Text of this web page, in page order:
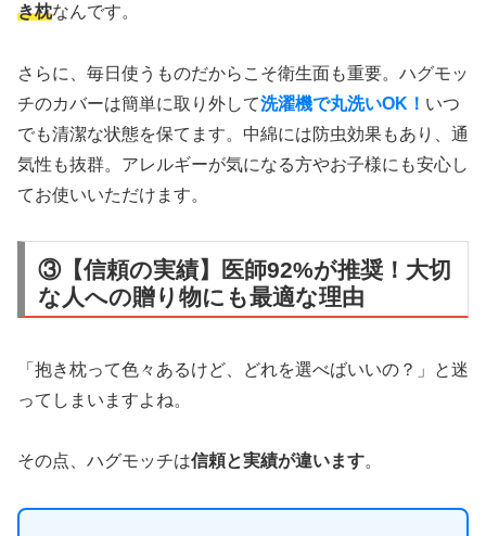
き枕なんです。
さらに、毎日使うものだからこそ衛生面も重要。ハグモッ
チのカバーは簡単に取り外して洗濯機で丸洗いOK！ いつ
でも清潔な状態を保てます。中綿には防虫効果もあり、通
気性も抜群。アレルギーが気になる方やお子様にも安心し
てお使いいただけます。
③【信頼の実績】医師92%が推奨！大切
な人への贈り物にも最適な理由
「抱き枕って色々あるけど、どれを選べばいいの？」と迷
ってしまいますよね。
その点、ハグモッチは信頼と実績が違います。